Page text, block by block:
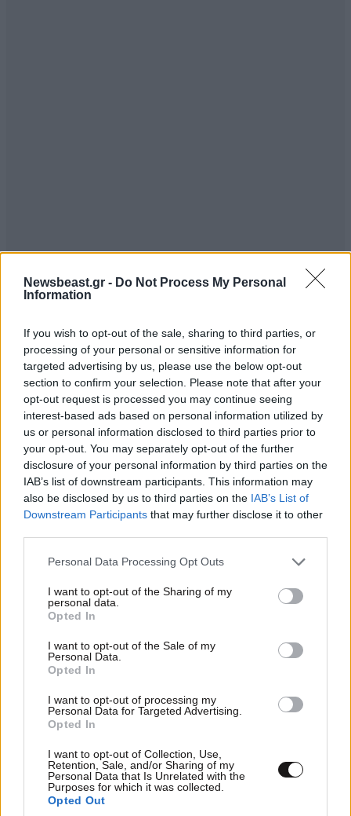
Newsbeast.gr - Do Not Process My Personal
Information
If you wish to opt-out of the sale, sharing to third parties, or
processing of your personal or sensitive information for
targeted advertising by us, please use the below opt-out
section to confirm your selection. Please note that after your
opt-out request is processed you may continue seeing
interest-based ads based on personal information utilized by
us or personal information disclosed to third parties prior to
your opt-out. You may separately opt-out of the further
disclosure of your personal information by third parties on the
IAB’s list of downstream participants. This information may
also be disclosed by us to third parties on the IAB’s List of
Downstream Participants that may further disclose it to other
Please note that this website/app uses one or more Google
not limited to your visit or usage behaviour. You may click to
grant or deny consent to Google and its third-party tags to
use your data for below specified purposes in below Google
consent section.
Personal Data Processing Opt Outs
I want to opt-out of the Sharing of my
personal data.
Opted In
I want to opt-out of the Sale of my
Personal Data.
Opted In
I want to opt-out of processing my
Personal Data for Targeted Advertising.
Opted In
I want to opt-out of Collection, Use,
Retention, Sale, and/or Sharing of my
Personal Data that Is Unrelated with the
Purposes for which it was collected.
Opted Out
LIFESTYLE08·08·2026 19:12
Εριέττα Κούρκουλου – Τα 33α γενέθλια και τα
φιλιά με τον Βύρωνα Βασιλειάδη: «Καμία στιγμή
ευτυχίας δεδομένη»